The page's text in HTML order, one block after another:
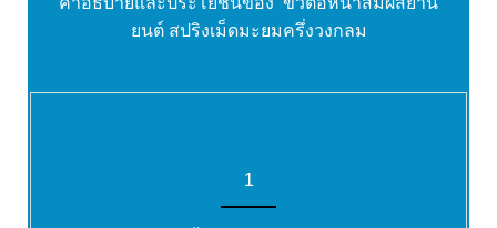
ยนต์ สปริงเม็ดมะยมครึ่งวงกลม
1